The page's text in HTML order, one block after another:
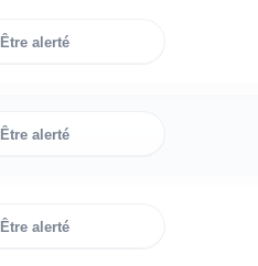
Être alerté
Être alerté
Être alerté